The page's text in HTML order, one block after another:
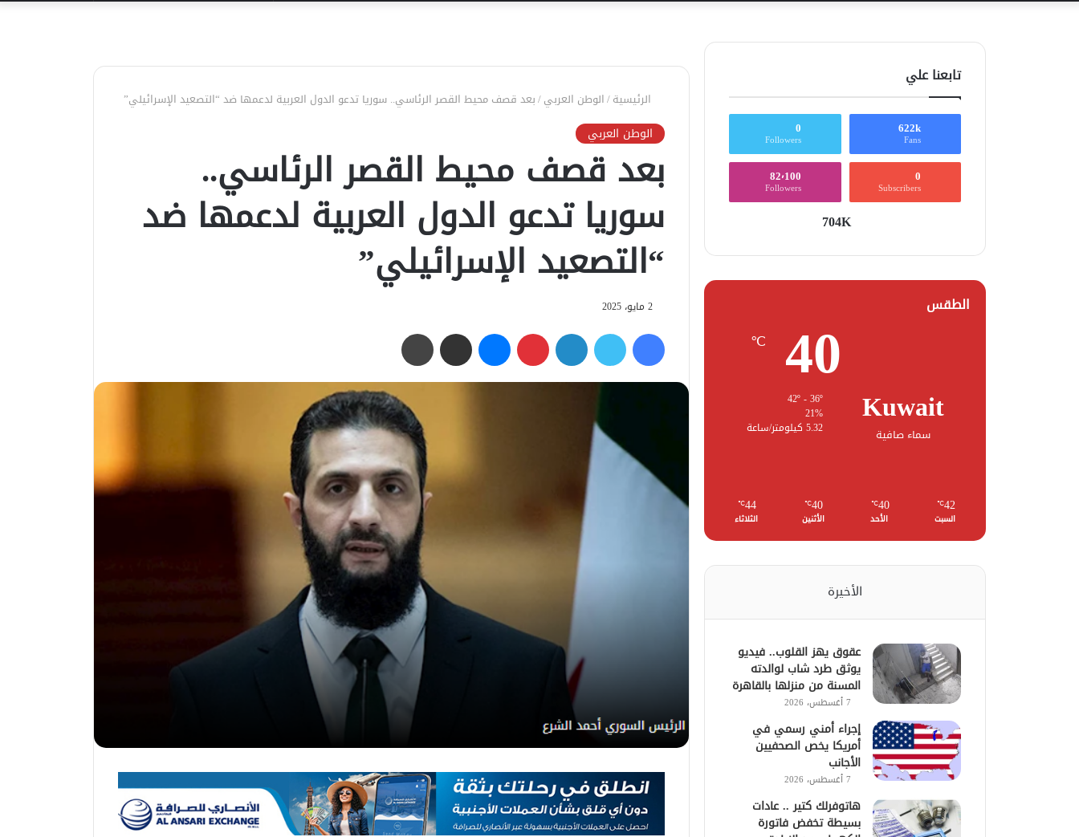
الرئيسية/الوطن العربي/بعد قصف محيط القصر الرئاسي.. سوريا تدعو الدول العربية لدعمها ضد “التصعيد الإسرائيلي”
الوطن العربي
بعد قصف محيط القصر الرئاسي..
سوريا تدعو الدول العربية لدعمها ضد
“التصعيد الإسرائيلي”
2 مايو، 2025
فيسبوك تويتر لينكدإن بينتيريست ماسنجر مشاركة عبر البريد
تابعنا علي
622k
Fans
0
Followers
0
Subscribers
82٬100
Followers
704K
الطقس
Kuwait
سماء صافية
40
℃
42º - 36º
21%
5.32 كيلومتر/ساعة
42
℃
السبت
40
℃
الأحد
40
℃
الأثنين
44
℃
الثلاثاء
الأخيرة
عقوق يهز القلوب.. فيديو
يوثق طرد شاب لوالدته
المسنة من منزلها بالقاهرة
7 أغسطس، 2026
إجراء أمني رسمي في
أمريكا يخص الصحفيين
الأجانب
7 أغسطس، 2026
هاتوفرلك كتير .. عادات
بسيطة تخفض فاتورة